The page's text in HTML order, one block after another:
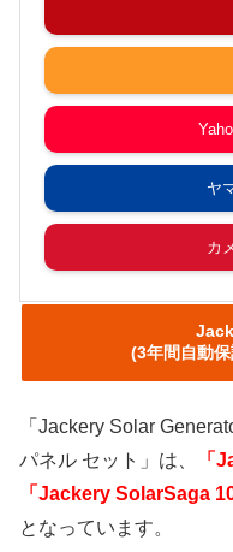
ヤ
カ
(3年間自動
「Jackery Solar
パネル セット」は、
「
「Jackery SolarSaga
となっています。